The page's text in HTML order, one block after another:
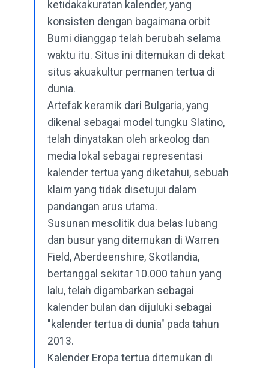
ketidakakuratan kalender, yang
konsisten dengan bagaimana orbit
Bumi dianggap telah berubah selama
waktu itu. Situs ini ditemukan di dekat
situs akuakultur permanen tertua di
dunia.
Artefak keramik dari Bulgaria, yang
dikenal sebagai model tungku Slatino,
telah dinyatakan oleh arkeolog dan
media lokal sebagai representasi
kalender tertua yang diketahui, sebuah
klaim yang tidak disetujui dalam
pandangan arus utama.
Susunan mesolitik dua belas lubang
dan busur yang ditemukan di Warren
Field, Aberdeenshire, Skotlandia,
bertanggal sekitar 10.000 tahun yang
lalu, telah digambarkan sebagai
kalender bulan dan dijuluki sebagai
"kalender tertua di dunia" pada tahun
2013.
Kalender Eropa tertua ditemukan di